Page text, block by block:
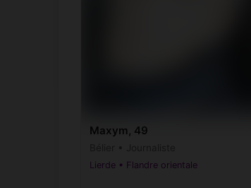
Maxym, 49
Lierde • Flandre orientale